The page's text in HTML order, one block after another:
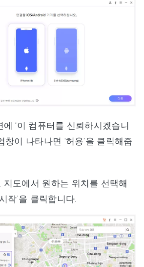
에 ‘이 컴퓨터를 신뢰하시겠습니
창이 나타나면 ‘허용’을 클릭해줍
지도에서 원하는 위치를 선택해
작'을 클릭합니다.